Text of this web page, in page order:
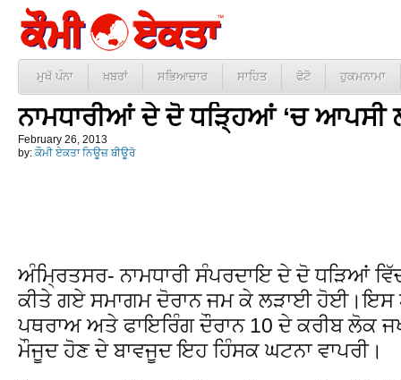
ਮੁਖੱ ਪੰਨਾ ਖ਼ਬਰਾਂ ਸਭਿਆਚਾਰ ਸਾਹਿਤ ਫੋਟੋ ਹੁਕਮਨਾਮਾ
ਨਾਮਧਾਰੀਆਂ ਦੇ ਦੋ ਧੜ੍ਹਿਆਂ ‘ਚ ਆਪਸੀ
February 26, 2013
by: ਕੌਮੀ ਏਕਤਾ ਨਿਊਜ਼ ਬੀਊਰੋ
ਅੰਮ੍ਰਿਤਸਰ- ਨਾਮਧਾਰੀ ਸੰਪਰਦਾਇ ਦੇ ਦੋ ਧੜਿਆਂ
ਕੀਤੇ ਗਏ ਸਮਾਗਮ ਦੋਰਾਨ ਜਮ ਕੇ ਲੜਾਈ ਹੋਈ।ਇਸ
ਪਥਰਾਅ ਅਤੇ ਫਾਇਰਿੰਗ ਦੌਰਾਨ 10 ਦੇ ਕਰੀਬ ਲੋਕ
ਮੌਜੂਦ ਹੋਣ ਦੇ ਬਾਵਜੂਦ ਇਹ ਹਿੰਸਕ ਘਟਨਾ ਵਾਪਰੀ।